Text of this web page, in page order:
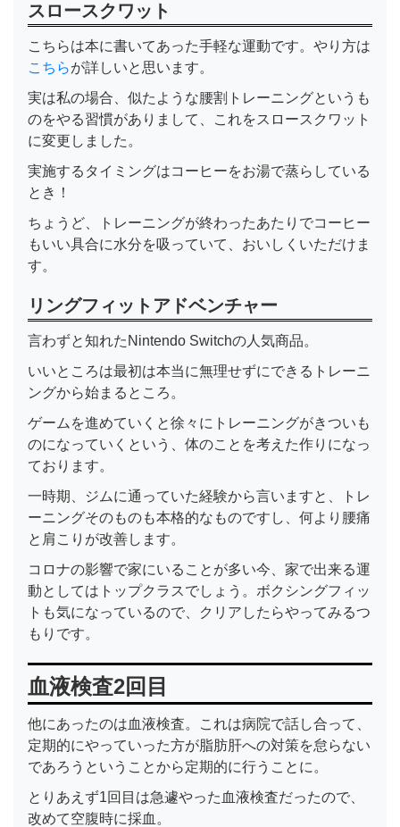
スロースクワット
こちらは本に書いてあった手軽な運動です。やり方は
こちらが詳しいと思います。
実は私の場合、似たような腰割トレーニングというも
のをやる習慣がありまして、これをスロースクワット
に変更しました。
実施するタイミングはコーヒーをお湯で蒸らしている
とき！
ちょうど、トレーニングが終わったあたりでコーヒー
もいい具合に水分を吸っていて、おいしくいただけま
す。
リングフィットアドベンチャー
言わずと知れたNintendo Switchの人気商品。
いいところは最初は本当に無理せずにできるトレーニ
ングから始まるところ。
ゲームを進めていくと徐々にトレーニングがきついも
のになっていくという、体のことを考えた作りになっ
ております。
一時期、ジムに通っていた経験から言いますと、トレ
ーニングそのものも本格的なものですし、何より腰痛
と肩こりが改善します。
コロナの影響で家にいることが多い今、家で出来る運
動としてはトップクラスでしょう。ボクシングフィッ
トも気になっているので、クリアしたらやってみるつ
もりです。
血液検査2回目
他にあったのは血液検査。これは病院で話し合って、
定期的にやっていった方が脂肪肝への対策を怠らない
であろうということから定期的に行うことに。
とりあえず1回目は急遽やった血液検査だったので、
改めて空腹時に採血。